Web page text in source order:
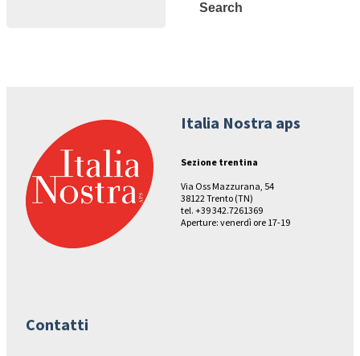
Search
Italia Nostra aps
Sezione trentina
Via Oss Mazzurana, 54
38122 Trento (TN)
tel. +39 342.7261369
Aperture: venerdì ore 17-19
Contatti